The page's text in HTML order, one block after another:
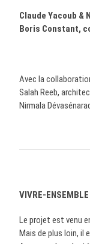
Claude Yacoub
Boris Constant,
Avec la
Salah Reeb,
Nirmala
VIVRE-ENSEMBLE
Le projet est venu
Mais de plus loin, il